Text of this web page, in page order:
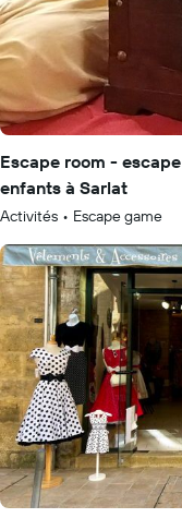
Escape room -
enfants à Sarlat
Activités • Escape game